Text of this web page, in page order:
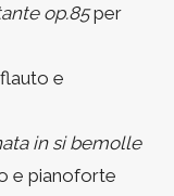
op.85per
e
in si bemolle
e pianoforte